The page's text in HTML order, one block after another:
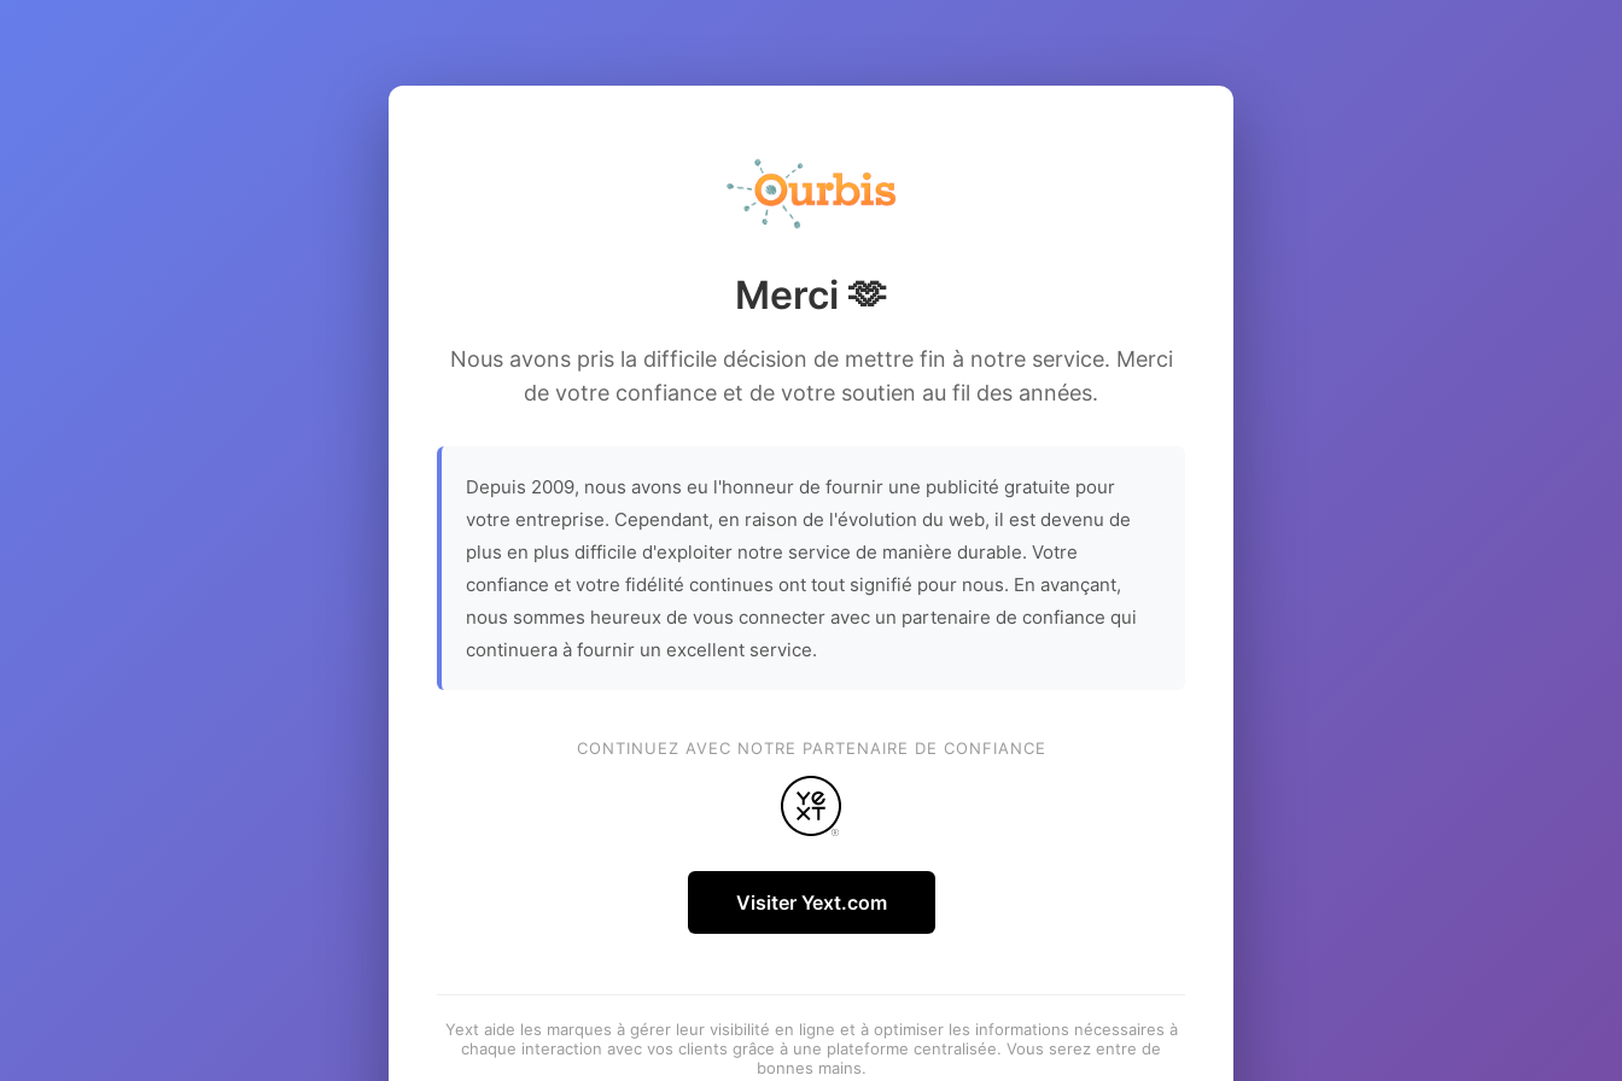
Merci 🫶
Nous avons pris la difficile décision de mettre fin à notre service. Merci
de votre confiance et de votre soutien au fil des années.
Depuis 2009, nous avons eu l'honneur de fournir une publicité gratuite pour
votre entreprise. Cependant, en raison de l'évolution du web, il est devenu de
plus en plus difficile d'exploiter notre service de manière durable. Votre
confiance et votre fidélité continues ont tout signifié pour nous. En avançant,
nous sommes heureux de vous connecter avec un partenaire de confiance qui
continuera à fournir un excellent service.
CONTINUEZ AVEC NOTRE PARTENAIRE DE CONFIANCE
Visiter Yext.com
Yext aide les marques à gérer leur visibilité en ligne et à optimiser les informations nécessaires à
chaque interaction avec vos clients grâce à une plateforme centralisée. Vous serez entre de
bonnes mains.